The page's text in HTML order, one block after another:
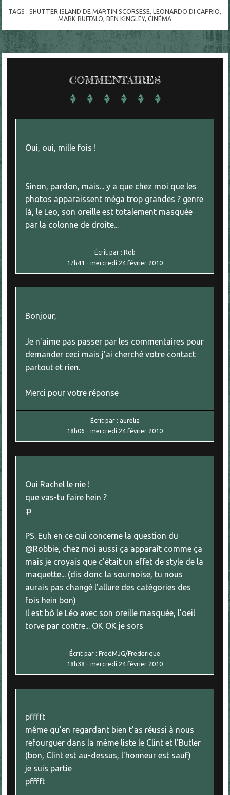
TAGS :SHUTTER ISLAND DE MARTIN SCORSESE ,LEONARDO DI CAPRIO
MARK RUFFALO ,BEN KINGLEY,CINÉMA
COMMENTAIRES
Oui, oui, mille fois !
Sinon, pardon, mais... y a que chez moi que les
photos apparaissent méga trop grandes ? genre
là, le Leo, son oreille est totalement masquée
par la colonne de droite...
Écrit par : Rob
17h41 -mercredi 24 février 2010
Bonjour,
Je n'aime pas passer par les commentaires pour
demander ceci mais j'ai cherché votre contact
partout et rien.
Merci pour votre réponse
Écrit par : aurelia
18h06 -mercredi 24 février 2010
Oui Rachel le nie !
que vas-tu faire hein ?
:p
PS. Euh en ce qui concerne la question du
@Robbie, chez moi aussi ça apparaît comme ça
mais je croyais que c'était un effet de style de la
maquette... (dis donc la sournoise, tu nous
aurais pas changé l'allure des catégories des
fois hein bon)
Il est bô le Léo avec son oreille masquée, l'oeil
torve par contre... OK OK je sors
Écrit par :FredMJG/Frederique
18h38 -mercredi 24 février 2010
pfffft
même qu'en regardant bien t'as réussi à nous
refourguer dans la même liste le Clint et l'Butler
(bon, Clint est au-dessus, l'honneur est sauf)
je suis partie
pfffft